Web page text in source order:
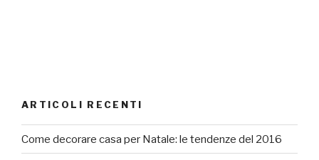
ARTICOLI RECENTI
Come decorare casa per Natale: le tendenze del 2016